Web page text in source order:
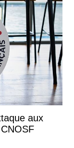
aux